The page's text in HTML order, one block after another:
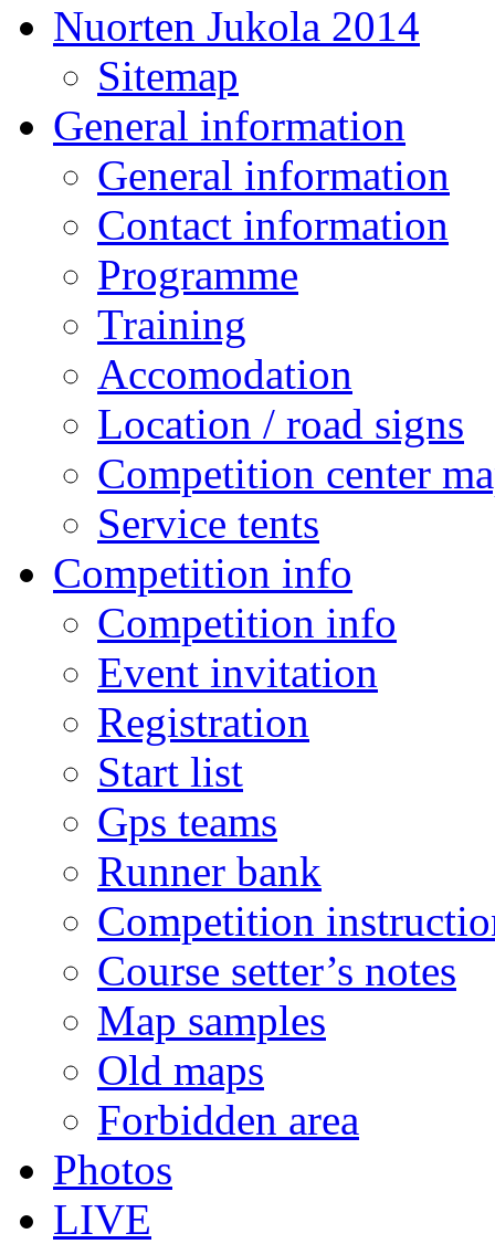
Nuorten Jukola 2014
Sitemap
General information
General information
Contact information
Programme
Training
Accomodation
Location / road signs
Competition center
Service tents
Competition info
Competition info
Event invitation
Registration
Start list
Gps teams
Runner bank
Competition
Course setter’s notes
Map samples
Old maps
Forbidden area
Photos
LIVE